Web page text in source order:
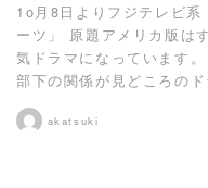
1o月8日よりフジテレビ
ーツ」 原題アメリカ版は
気ドラマになっています
部下の関係が見どころの
akatsuki